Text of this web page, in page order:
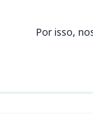
Por isso,